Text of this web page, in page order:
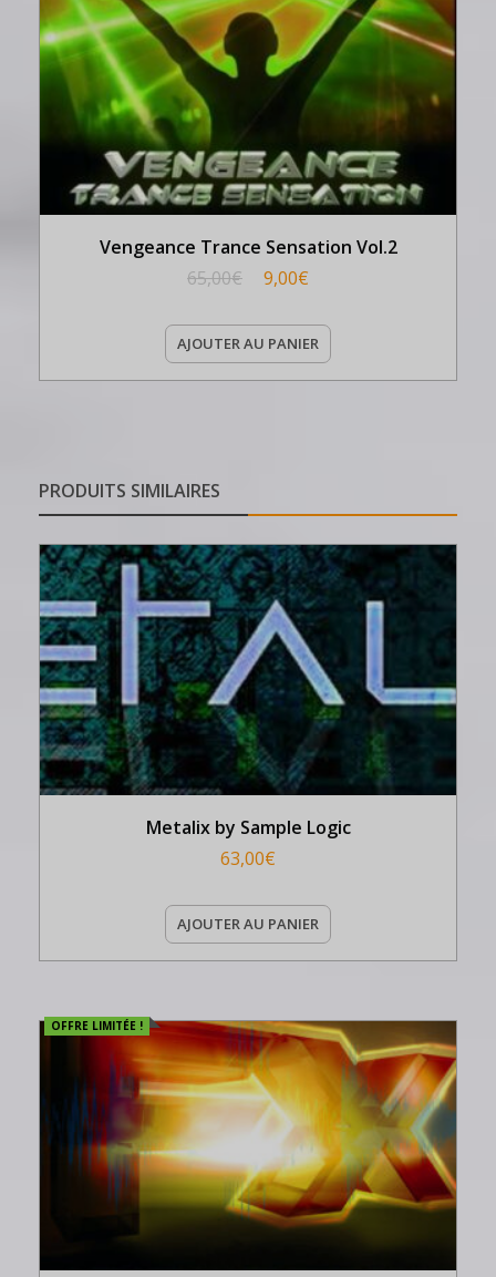
Vengeance Trance Sensation Vol.2
65,00€ 9,00€
AJOUTER AU PANIER
PRODUITS SIMILAIRES
Metalix by Sample Logic
63,00€
AJOUTER AU PANIER
OFFRE LIMITÉE !